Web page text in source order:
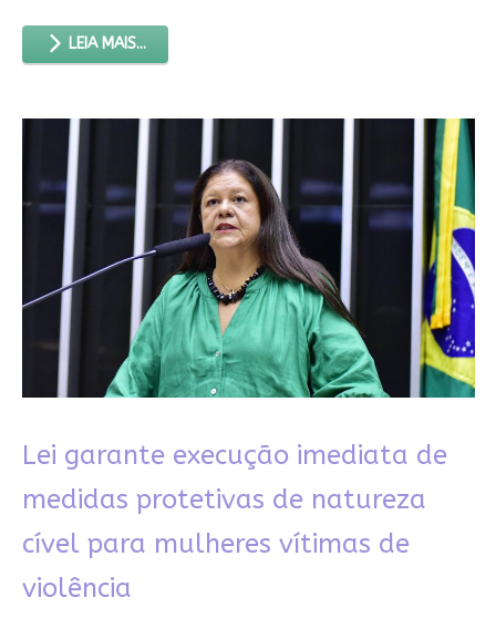
LEIA MAIS...
Lei garante execução imediata de
medidas protetivas de natureza
cível para mulheres vítimas de
violência